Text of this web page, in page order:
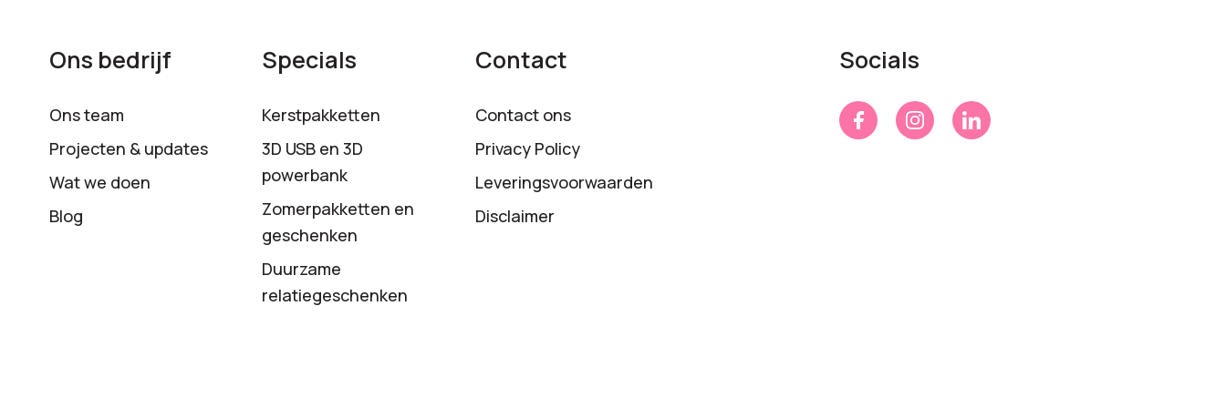
Ons bedrijf
Ons team
Projecten & updates
Wat we doen
Blog
Specials
Kerstpakketten
3D USB en 3D
powerbank
Zomerpakketten en
geschenken
Duurzame
relatiegeschenken
Contact
Contact ons
Privacy Policy
Leveringsvoorwaarden
Disclaimer
Socials